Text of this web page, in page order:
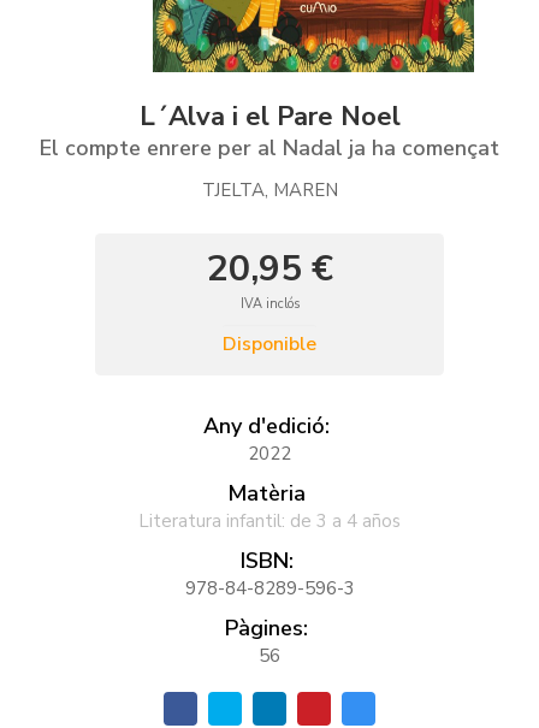
L´Alva i el Pare Noel
El compte enrere per al Nadal ja ha començat
TJELTA, MAREN
20,95 €
IVA inclós
Disponible
Any d'edició:
2022
Matèria
Literatura infantil: de 3 a 4 años
ISBN:
978-84-8289-596-3
Pàgines:
56